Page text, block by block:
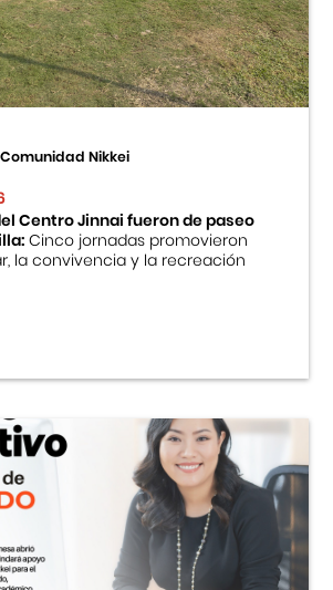
Peruano Japonés
Inmigración Japonesa
Japonés
Comunidad Nikkei
Centro Jinnai fueron de paseo
Cinco jornadas promovieron
la convivencia y la recreación